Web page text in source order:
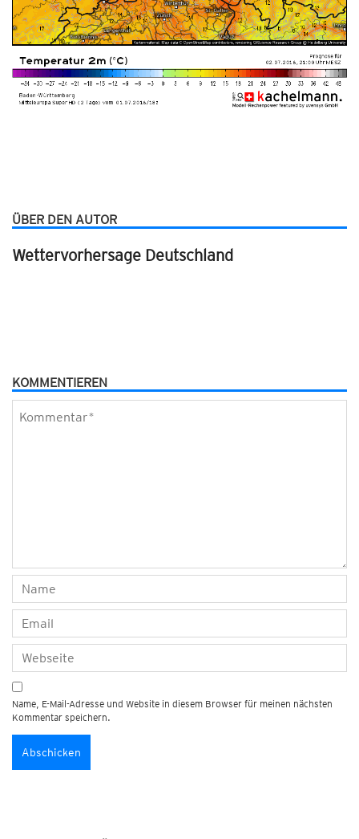
ÜBER DEN AUTOR
Wettervorhersage Deutschland
KOMMENTIEREN
Name, E-Mail-Adresse und Website in diesem Browser für meinen nächsten
Kommentar speichern.